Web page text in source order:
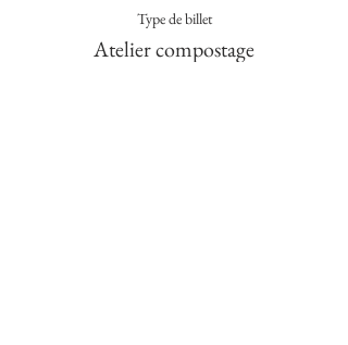
Type de billet
Atelier compostage